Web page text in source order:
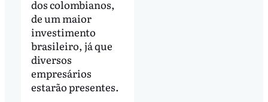
dos colombianos,
de um maior
investimento
brasileiro, já que
diversos
empresários
estarão presentes.